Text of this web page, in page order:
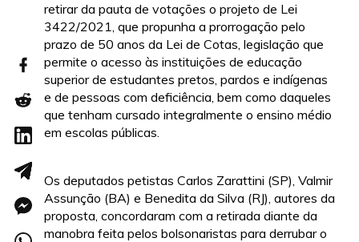
retirar da pauta de votações o projeto de Lei
3422/2021, que propunha a prorrogação pelo
prazo de 50 anos da Lei de Cotas, legislação que
permite o acesso às instituições de educação
superior de estudantes pretos, pardos e indígenas
e de pessoas com deficiência, bem como daqueles
que tenham cursado integralmente o ensino médio
em escolas públicas.
Os deputados petistas Carlos Zarattini (SP), Valmir
Assunção (BA) e Benedita da Silva (RJ), autores da
proposta, concordaram com a retirada diante da
manobra feita pelos bolsonaristas para derrubar o